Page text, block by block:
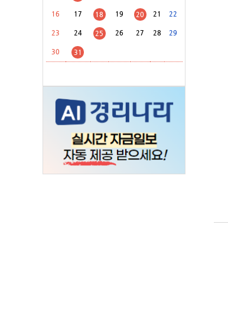
16 17 18 19 20 21 22
23 24 25 26 27 28 29
30 31